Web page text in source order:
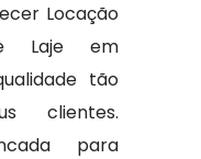
Locação
Laje em
tão
clientes.
para